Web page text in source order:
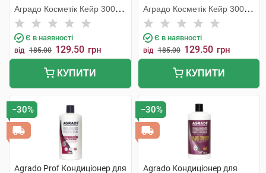
Аградо Косметік Кейр 3000
С.Л.У.
Є в наявності
від 185.00 129.50 грн
КУПИТИ
Аградо Косметік Кейр 3000
С.Л.У.
Є в наявності
від 185.00 129.50 грн
КУПИТИ
−30%
Agrado Prof Кондиціонер для
−30%
Agrado Кондиціонер для